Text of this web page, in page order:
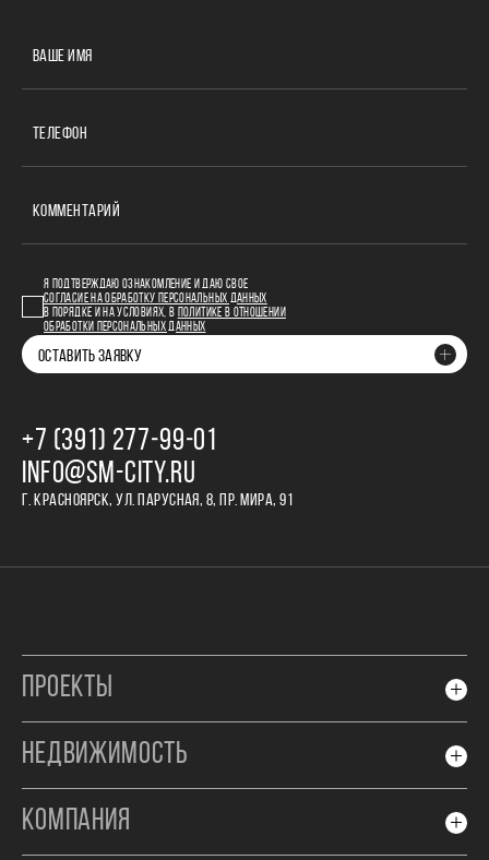
ВАШЕ ИМЯ
ТЕЛЕФОН
КОММЕНТАРИЙ
Я ПОДТВЕРЖДАЮ ОЗНАКОМЛЕНИЕ И ДАЮ СВОЕ
СОГЛАСИЕ НА ОБРАБОТКУ ПЕРСОНАЛЬНЫХ ДАННЫХ
В ПОРЯДКЕ И НА УСЛОВИЯХ, В
ПОЛИТИКЕ В ОТНОШЕНИИ
ОБРАБОТКИ ПЕРСОНАЛЬНЫХ ДАННЫХ
ОСТАВИТЬ ЗАЯВКУ
+7 (391) 277‒99‒01
INFO@SM-CITY.RU
Г. КРАСНОЯРСК, УЛ. ПАРУСНАЯ, 8, ПР. МИРА, 91
ПРОЕКТЫ
НЕДВИЖИМОСТЬ
КОМПАНИЯ